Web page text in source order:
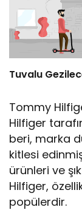
Tuvalu
Tommy
Hilfiger
beri, marka
kitlesi
ürünleri ve
Hilfiger,
popülerdir.